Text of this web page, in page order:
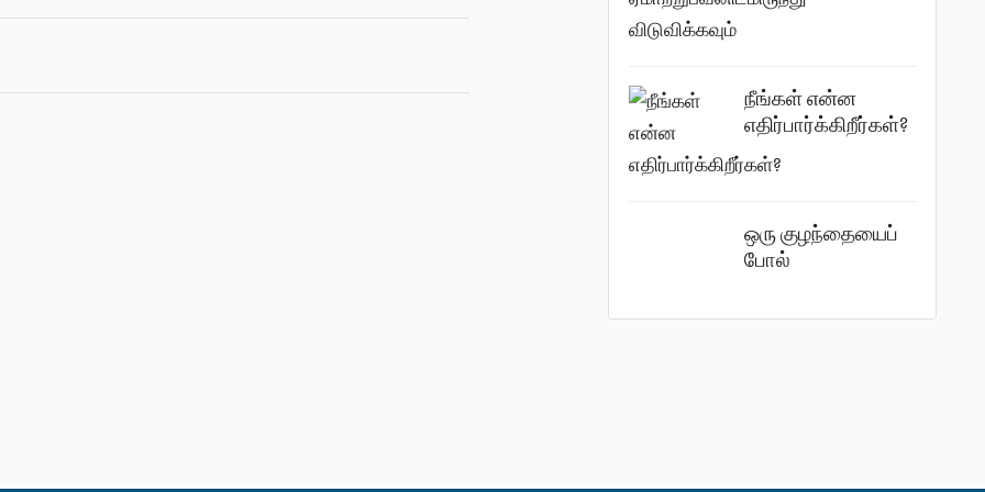
நீங்கள் என்ன
எதிர்பார்க்கிறீர்கள்?
ஒரு குழந்தையைப்
போல்